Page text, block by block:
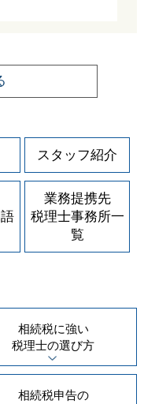
スタッフ紹介
業務提携先
税理士事務所一
覧
相続税に強い
税理士の選び方
相続税申告の